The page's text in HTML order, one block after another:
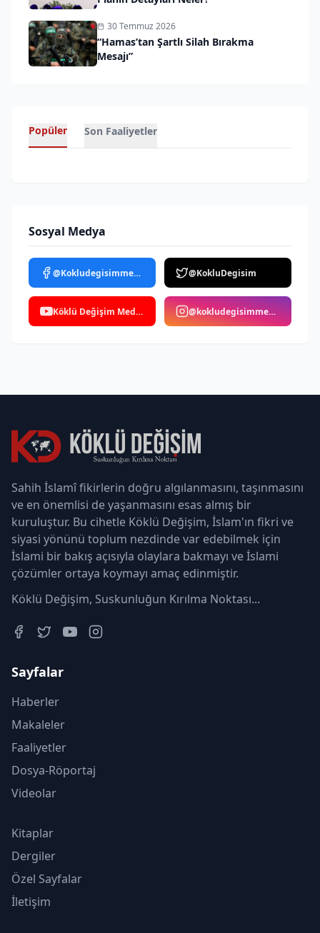
30 Temmuz 2026
“Hamas’tan Şartlı Silah Bırakma
Mesajı”
Popüler Son Faaliyetler
Sosyal Medya
@Kokludegisimmedya @KokluDegisim
Köklü Değişim Medya @kokludegisimmedya
Sahih İslamî fikirlerin doğru algılanmasını, taşınmasını
ve en önemlisi de yaşanmasını esas almış bir
kuruluştur. Bu cihetle Köklü Değişim, İslam'ın fikri ve
siyasi yönünü toplum nezdinde var edebilmek için
İslami bir bakış açısıyla olaylara bakmayı ve İslami
çözümler ortaya koymayı amaç edinmiştir.
Köklü Değişim, Suskunluğun Kırılma Noktası...
Sayfalar
Haberler
Makaleler
Faaliyetler
Dosya-Röportaj
Videolar
Kitaplar
Dergiler
Özel Sayfalar
İletişim